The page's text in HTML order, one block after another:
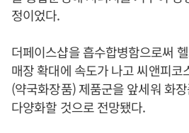
정이었다.
더페이스샵을 흡수합병함으로써
매장 확대에 속도가 나고 씨앤피코
(약국화장품) 제품군을 앞세워 화
다양화할 것으로 전망됐다.